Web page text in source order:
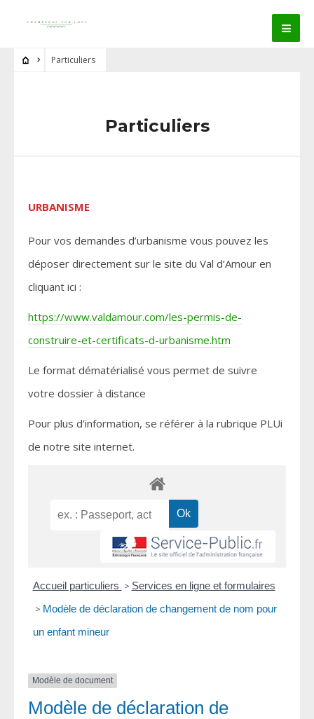
Particuliers
Particuliers
URBANISME
Pour vos demandes d’urbanisme vous pouvez les
déposer directement sur le site du Val d’Amour en
cliquant ici :
https://www.valdamour.com/les-permis-de-
construire-et-certificats-d-urbanisme.htm
Le format dématérialisé vous permet de suivre
votre dossier à distance
Pour plus d’information, se référer à la rubrique PLUi
de notre site internet.
Accueil particuliers > Services en ligne et formulaires
> Modèle de déclaration de changement de nom pour
un enfant mineur
Modèle de document
Modèle de déclaration de